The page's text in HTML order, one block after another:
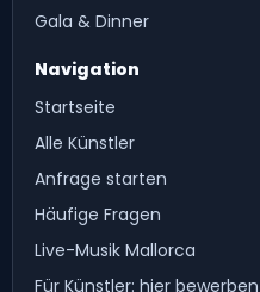
Gala & Dinner
Navigation
Startseite
Alle Künstler
Anfrage starten
Häufige Fragen
Live-Musik Mallorca
Für Künstler: hier bewerben